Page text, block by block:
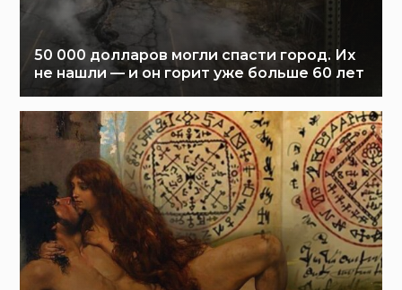
50 000 долларов могли спасти город. Их
не нашли — и он горит уже больше 60 лет